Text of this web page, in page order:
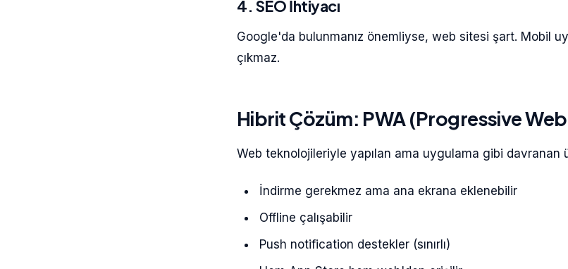
4. SEO İhtiyacı
Google'da bulunmanız önemliyse, web sitesi şart. Mobil
çıkmaz.
Hibrit Çözüm: PWA (Progressive
Web teknolojileriyle yapılan ama uygulama gibi davranan
İndirme gerekmez ama ana ekrana eklenebilir
Offline çalışabilir
Push notification destekler (sınırlı)